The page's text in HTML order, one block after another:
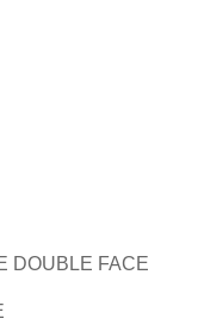
DOUBLE FACE